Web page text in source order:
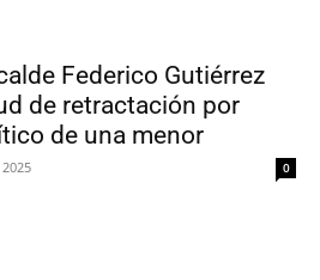
Federico Gutiérrez
de retractación por
de una menor
0